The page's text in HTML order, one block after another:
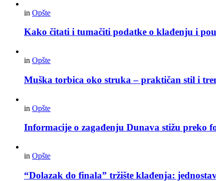
in Opšte
Kako čitati i tumačiti podatke o klađenju i
in Opšte
Muška torbica oko struka – praktičan stil i
in Opšte
Informacije o zagađenju Dunava stižu preko
in Opšte
“Dolazak do finala” tržište klađenja: